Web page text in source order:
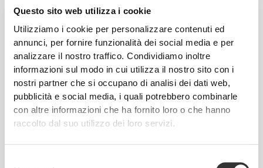
Questo sito web utilizza i cookie
Utilizziamo i cookie per personalizzare contenuti ed
annunci, per fornire funzionalità dei social media e per
analizzare il nostro traffico. Condividiamo inoltre
informazioni sul modo in cui utilizza il nostro sito con i
nostri partner che si occupano di analisi dei dati web,
pubblicità e social media, i quali potrebbero combinarle
con altre informazioni che ha fornito loro o che hanno
raccolto dal suo utilizzo dei loro servizi.
(in)
EU US M
22
8.7"
36 4 5
22.7
8.9"
37 5
9.2"